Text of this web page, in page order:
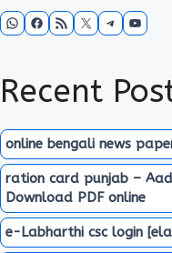
WhatsApp
Facebook
RSS FeedX Telegram
Recent
online bengali news
ration card punjab –
Download PDF online
e-Labharthi csc login